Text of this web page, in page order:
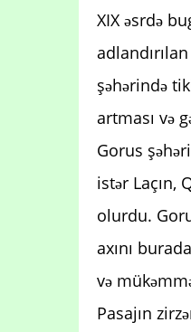
XIX əsrdə
şəhərində
artması və
Gorus
istər Laçın,
olurdu.
axını
və
Pasajın